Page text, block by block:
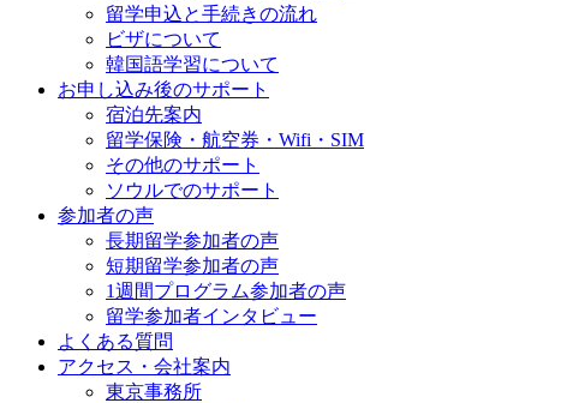
留学申込と手続きの流れ
ビザについて
韓国語学習について
お申し込み後のサポート
宿泊先案内
留学保険・航空券・Wifi・SIM
その他のサポート
ソウルでのサポート
参加者の声
長期留学参加者の声
短期留学参加者の声
1週間プログラム参加者の声
留学参加者インタビュー
よくある質問
アクセス・会社案内
東京事務所